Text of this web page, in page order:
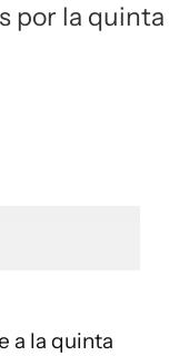
por la quinta
a la quinta